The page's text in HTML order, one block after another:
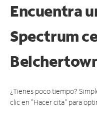
Encuentra
Spectrum
¿Tienes poco tiempo?
clic en "Hacer cita" para